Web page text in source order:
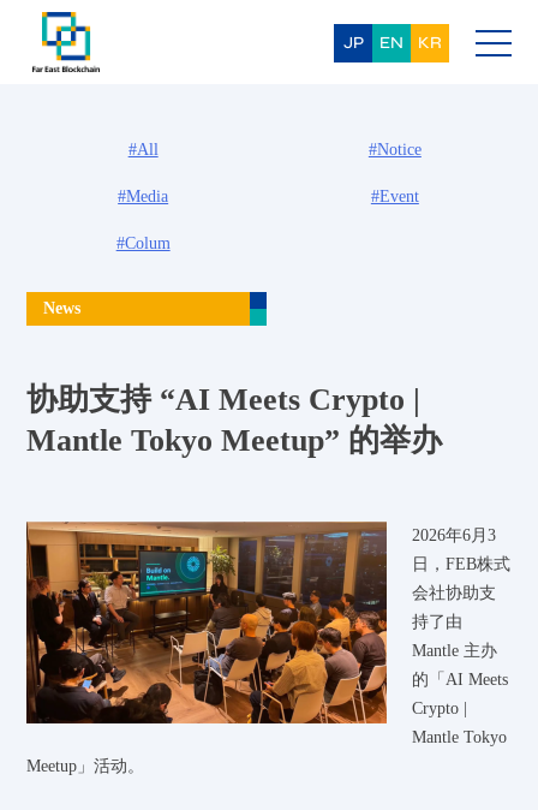
content
JP EN KR
#All #Notice
#Media #Event
#Colum
News
协助支持 “AI Meets Crypto |
Mantle Tokyo Meetup” 的举办
2026年6月3
日，FEB株式
会社协助支
持了由
Mantle 主办
的「AI Meets
Crypto |
Mantle Tokyo
Meetup」活动。